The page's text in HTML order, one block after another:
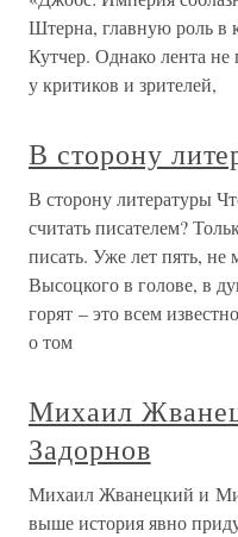
Штерна, главную роль в
Кутчер. Однако лента не
у критиков и зрителей,
В сторону
В сторону литературы
считать писателем?
писать. Уже лет пять,
Высоцкого в голове, в
горят – это всем
о том
Михаил
Задорнов
Михаил Жванецкий и
выше история явно